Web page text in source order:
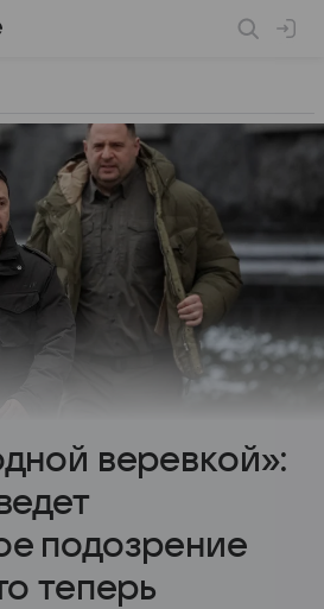
веревкой»:
подозрение
теперь